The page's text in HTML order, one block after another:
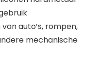
auto’s, rompen,
mechanische